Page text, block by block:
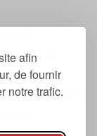
afin
de fournir
notre trafic.
la
dont la
», « suivant
du